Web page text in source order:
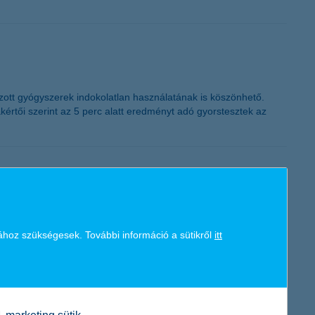
gyógyszerek indokolatlan használatának is köszönhető.
szerint az 5 perc alatt eredményt adó gyorstesztek az
is a készpénzes társánál. Ráadásul ezeket
a K&H Vigyázz, kész, pénz! iskolásoknak
szükségesek. További információ a sütikről itt